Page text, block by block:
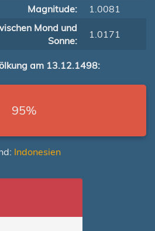
Magnitude:
1.0081
Mond und
Sonne:
1.0171
am 13.12.1498:
95%
Indonesien